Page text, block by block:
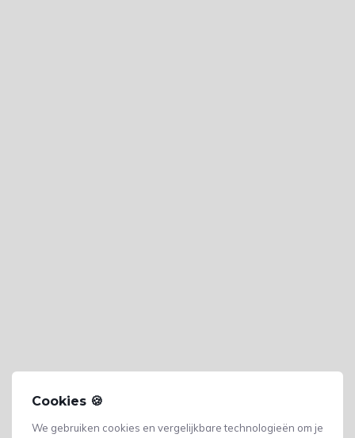
Cookies 🍪
We gebruiken cookies en vergelijkbare technologieën om je